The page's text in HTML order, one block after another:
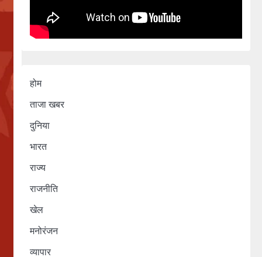
होम
ताजा खबर
दुनिया
भारत
राज्य
राजनीति
खेल
मनोरंजन
व्यापार